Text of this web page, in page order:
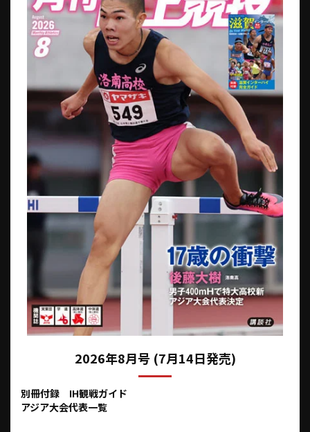
2026年8月号 (7月14日発売)
別冊付録 IH観戦ガイド
アジア大会代表一覧